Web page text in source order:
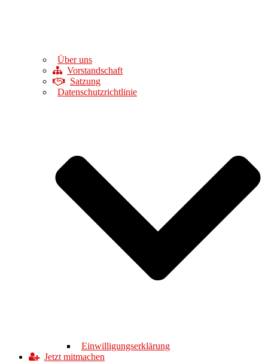
Über uns
Vorstandschaft
Satzung
Datenschutzrichtlinie
Einwilligungserklärung
Jetzt mitmachen